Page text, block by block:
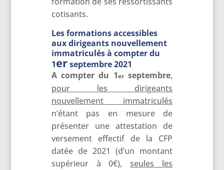
cotisants.
Les formations accessibles
aux dirigeants nouvellement
immatriculés à compter du
1erseptembre 2021
A compter du 1erseptembre,
pour les dirigeants
nouvellement immatriculés
n’étant pas en mesure de
présenter une attestation de
versement effectif de la CFP
datée de 2021 (d’un montant
supérieur à 0€),seules les